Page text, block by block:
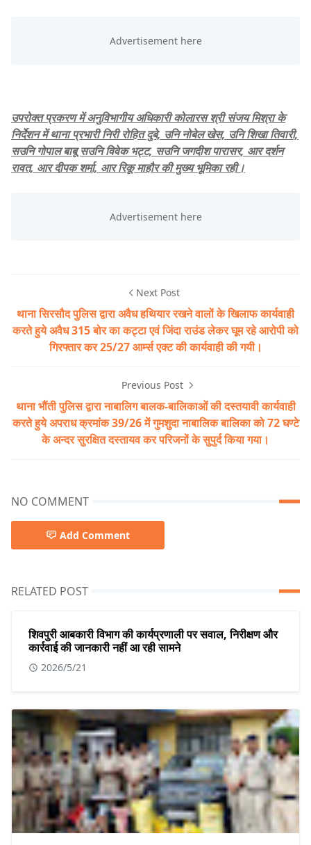
उपरोक्त प्रकरण में अनुविभागीय अधिकारी कोलारस श्री संजय मिश्रा के
निर्देशन में थाना प्रभारी निरी रोहित दुबे, उनि नोबेल खेस, उनि शिखा तिवारी,
सउनि गोपाल बाबू सउनि विवेक भट्ट, सउनि जगदीश पारासर, आर दर्शन
रावत, आर दीपक शर्मा, आर रिकू माहौर की मुख्य भूमिका रही।
Next Post
थाना सिरसौद पुलिस द्वारा अवैध हथियार रखने वालों के खिलाफ कार्यवाही
करते हुये अवैध 315 बोर का कट्टा एवं जिंदा राउंड लेकर घूम रहे आरोपी को
गिरफ्तार कर 25/27 आर्म्स एक्ट की कार्यवाही की गयी।
Previous Post
थाना भौंती पुलिस द्वारा नाबालिग बालक-बालिकाओं की दस्तयावी कार्यवाही
करते हुये अपराध क्रमांक 39/26 में गुमशुदा नाबालिक बालिका को 72 घण्टे
के अन्दर सुरक्षित दस्तायव कर परिजनों के सुपुर्द किया गया।
NO COMMENT
Add Comment
RELATED POST
शिवपुरी आबकारी विभाग की कार्यप्रणाली पर सवाल, निरीक्षण और
कार्रवाई की जानकारी नहीं आ रही सामने
2026/5/21